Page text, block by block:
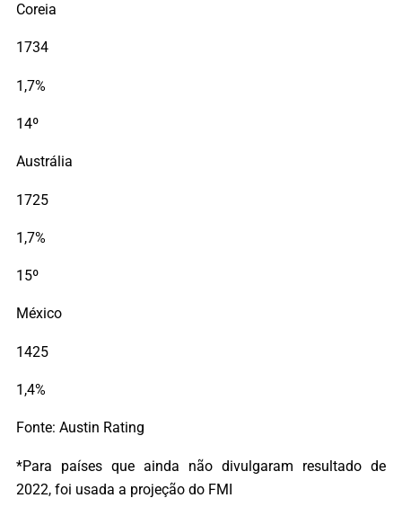
Coreia
1734
1,7%
14º
Austrália
1725
1,7%
15º
México
1425
1,4%
Fonte: Austin Rating
*Para países que ainda não divulgaram resultado de
2022, foi usada a projeção do FMI